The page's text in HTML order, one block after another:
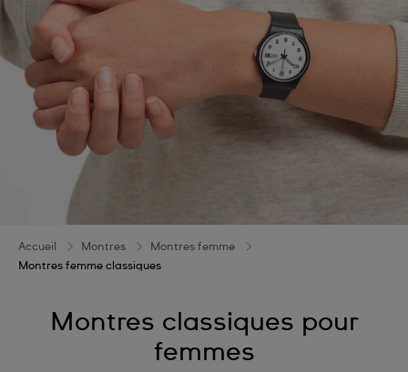
Accueil Montres
Montres femme
Montres femme classiques
Montres classiques pour
femmes